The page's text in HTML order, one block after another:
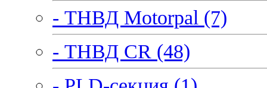
- ТНВД Motorpal (7)
- ТНВД CR (48)